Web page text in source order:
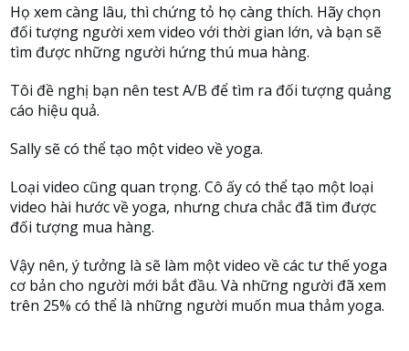
Họ xem càng lâu, thì chứng tỏ họ càng thích. Hãy chọn
đối tượng người xem video với thời gian lớn, và bạn sẽ
tìm được những người hứng thú mua hàng.
Tôi đề nghị bạn nên test A/B để tìm ra đối tượng quảng
cáo hiệu quả.
Sally sẽ có thể tạo một video về yoga.
Loại video cũng quan trọng. Cô ấy có thể tạo một loại
video hài hước về yoga, nhưng chưa chắc đã tìm được
đối tượng mua hàng.
Vậy nên, ý tưởng là sẽ làm một video về các tư thế yoga
cơ bản cho người mới bắt đầu. Và những người đã xem
trên 25% có thể là những người muốn mua thảm yoga.